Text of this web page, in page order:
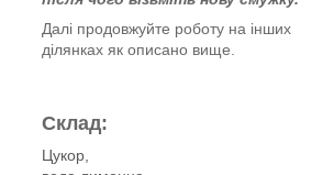
Далі продовжуйте роботу на інших
ділянках як описано вище.
Склад:
Цукор,